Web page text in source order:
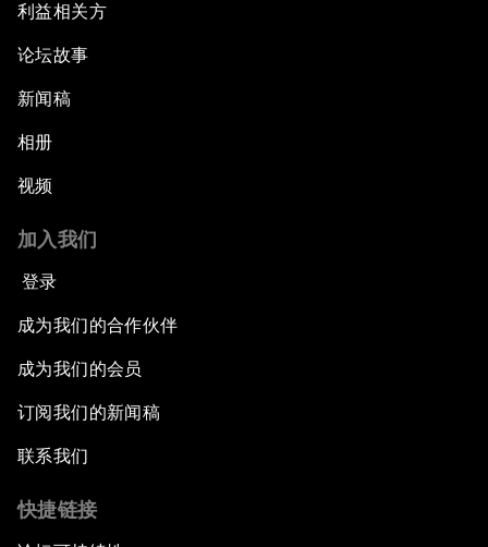
利益相关方
论坛故事
新闻稿
相册
视频
加入我们
登录
成为我们的合作伙伴
成为我们的会员
订阅我们的新闻稿
联系我们
快捷链接